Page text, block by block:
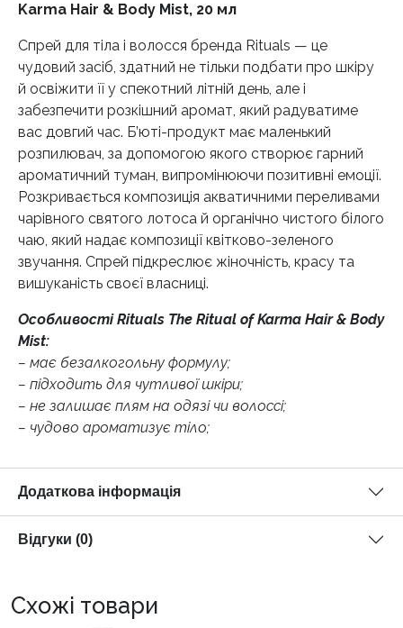
Body
20
мл
кількість
Karma Hair & Body Mist, 20 мл
Cпрей для тіла і волосся бренда Rituals — це
чудовий засіб, здатний не тільки подбати про шкіру
й освіжити її у спекотний літній день, але і
забезпечити розкішний аромат, який радуватиме
вас довгий час. Б’юті-продукт має маленький
розпилювач, за допомогою якого створює гарний
ароматичний туман, випромінюючи позитивні емоції.
Розкривається композиція акватичними переливами
чарівного святого лотоса й органічно чистого білого
чаю, який надає композиції квітково-зеленого
звучання. Спрей підкреслює жіночність, красу та
вишуканість своєї власниці.
Особливості Rituals The Ritual of Karma Hair & Body
Mist:
– має безалкогольну формулу;
– підходить для чутливої шкіри;
– не залишає плям на одязі чи волоссі;
– чудово ароматизує тіло;
Додаткова інформація
Відгуки (0)
Схожі товари